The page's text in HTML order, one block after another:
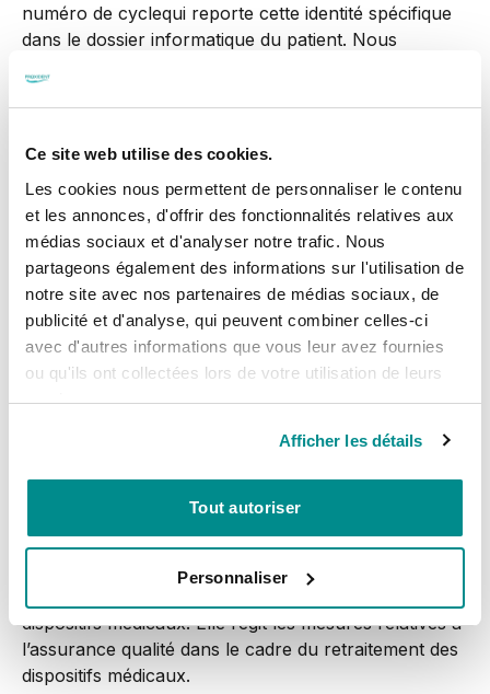
Ce site web utilise des cookies.
Les cookies nous permettent de personnaliser le contenu
et les annonces, d'offrir des fonctionnalités relatives aux
médias sociaux et d'analyser notre trafic. Nous
partageons également des informations sur l'utilisation de
notre site avec nos partenaires de médias sociaux, de
publicité et d'analyse, qui peuvent combiner celles-ci
avec d'autres informations que vous leur avez fournies
ou qu'ils ont collectées lors de votre utilisation de leurs
services.
Afficher les détails
Tout autoriser
Personnaliser
numéro de cyclequi reporte cette identité spécifique
dans le dossier informatique du patient. Nous
sur un ensemble de dispositions régissant les
différents processus d’intervention en fonction du
risque de transmission des infections. Ces mesures
sont appliquées par tous les membres de l’équipe du
cabinet, sans exception.
L’OMS a émis des recommandations selon lesquelles
les instruments doivent subir un autoclavage à 134
°C pendant 18 minutes (programme prions) ; cette
procédure a également été mise en place en Suisse
Creutz-Feldt-JakobOMCJ). La loi sur les produits
(médicaments et dispositifs médicaux) de qualité, sûrs
et efficaces. L’ordonnance sur les dispositifs
médicaux (ODim, RS 812.213), entrée en vigueur le
dispositifs médicaux. Elle régit les mesures relatives à
l’assurance qualité dans le cadre du retraitement des
dispositifs médicaux.